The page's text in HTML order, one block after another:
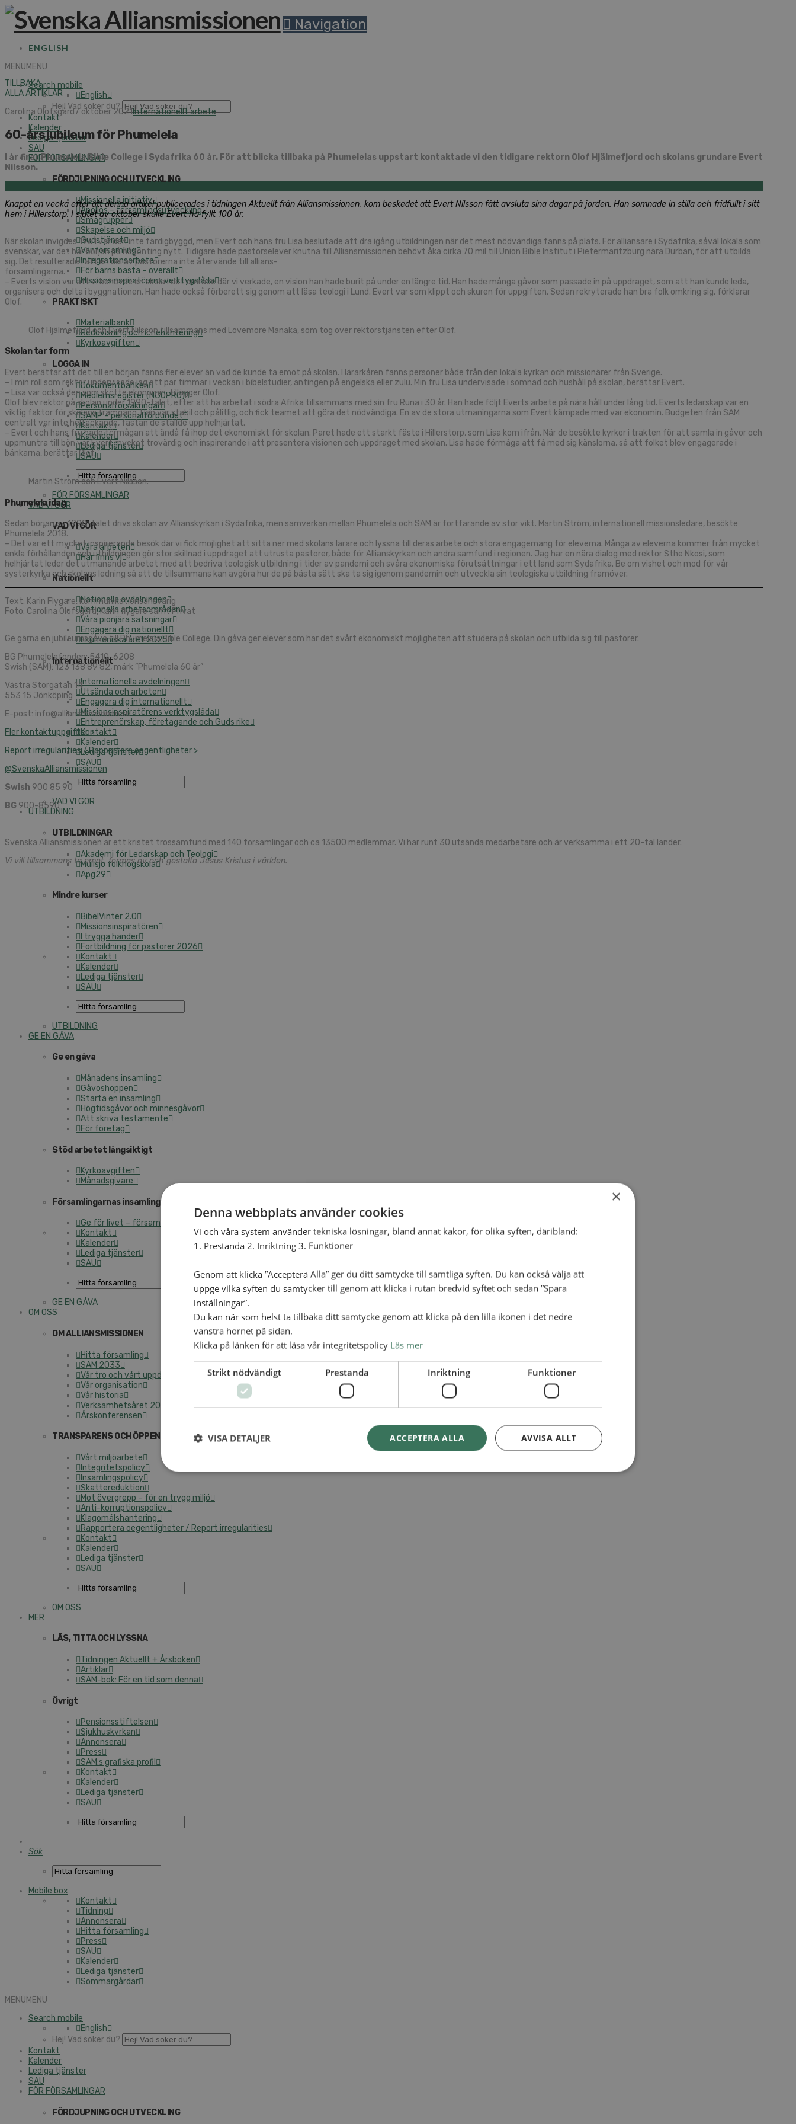
Navigation
ENGLISH
MENUMENU
Search mobile
English
Hej! Vad söker du?
Kontakt
Kalender
Lediga tjänster
SAU
FÖR FÖRSAMLINGAR
FÖRDJUPNING OCH UTVECKLING
Missionella initiativ
Apollos – församlingsutveckling
Smågrupper
Skapelse och miljö
Gudstjänst
Vänförsamling
Integrationsarbete
För barns bästa – överallt
Missionsinspiratörens verktygslåda
PRAKTISKT
Materialbank
Redovisning och lönehantering
Kyrkoavgiften
LOGGA IN
Dokumentbanken
Medlemsregister (NGOPRO)
Personalförsäkringar
SAMP – personalförbundet
Kontakt
Kalender
Lediga tjänster
SAU
FÖR FÖRSAMLINGAR
VAD VI GÖR
VAD VI GÖR
Våra arbeten
Här finns vi
Nationellt
Nationella avdelningen
Nationella arbetsområden
Våra pionjära satsningar
Engagera dig nationellt
Ekumeniska året 2025
Internationellt
Internationella avdelningen
Utsända och arbeten
Engagera dig internationellt
Missionsinspiratörens verktygslåda
Entreprenörskap, företagande och Guds rike
Kontakt
Kalender
Lediga tjänster
SAU
VAD VI GÖR
UTBILDNING
UTBILDNINGAR
Akademi för Ledarskap och Teologi
Mullsjö folkhögskola
Apg29
Mindre kurser
BibelVinter 2.0
Missionsinspiratören
I trygga händer
Fortbildning för pastorer 2026
Kontakt
Kalender
Lediga tjänster
SAU
UTBILDNING
GE EN GÅVA
Ge en gåva
Månadens insamling
Gåvoshoppen
Starta en insamling
Högtidsgåvor och minnesgåvor
Att skriva testamente
För företag
Stöd arbetet långsiktigt
Kyrkoavgiften
Månadsgivare
Församlingarnas insamlingsarbete
Ge för livet – församlingens insamling
Kontakt
Kalender
Lediga tjänster
SAU
GE EN GÅVA
OM OSS
OM ALLIANSMISSIONEN
Hitta församling
SAM 2033
Vår tro och vårt uppdrag
Vår organisation
Vår historia
Verksamhetsåret 2025
Årskonferensen
TRANSPARENS OCH ÖPPENHET
Vårt miljöarbete
Integritetspolicy
Insamlingspolicy
Skattereduktion
Mot övergrepp – för en trygg miljö
Anti-korruptionspolicy
Klagomålshantering
Rapportera oegentligheter / Report irregularities
Kontakt
Kalender
Lediga tjänster
SAU
OM OSS
MER
LÄS, TITTA OCH LYSSNA
Tidningen Aktuellt + Årsboken
Artiklar
SAM-bok: För en tid som denna
Övrigt
Pensionsstiftelsen
Sjukhuskyrkan
Annonsera
Press
SAM:s grafiska profil
Kontakt
Kalender
Lediga tjänster
SAU
Sök
Mobile box
Kontakt
Tidning
Annonsera
Hitta församling
Press
SAU
Kalender
Lediga tjänster
Sommargårdar
MENUMENU
Search mobile
English
Hej! Vad söker du?
Kontakt
Kalender
Lediga tjänster
SAU
FÖR FÖRSAMLINGAR
FÖRDJUPNING OCH UTVECKLING
TILLBAKA
ALLA ARTIKLAR
Carolina Olofsgård7 oktober 2021Internationellt arbete
60-årsjubileum för Phumelela
I år firar Phumelela Bible College i Sydafrika 60 år. För att blicka tillbaka på Phumelelas uppstart kontaktade vi den tidigare rektorn Olof Hjälmefjord och skolans grundare Evert
Nilsson.
Knappt en vecka efter att denna artikel publicerades i tidningen Aktuellt från Alliansmissionen, kom beskedet att Evert Nilsson fått avsluta sina dagar på jorden. Han somnade in stilla och fridfullt i sitt
hem i Hillerstorp.I slutet av oktober skulle Evert ha fyllt 100 år.
När skolan invigdes 1961 var den inte färdigbyggd, men Evert och hans fru Lisa beslutade att dra igång utbildningen när det mest nödvändiga fanns på plats. För alliansare i Sydafrika, såväl lokala som
svenskar, var det här början på någonting nytt. Tidigare hade pastorselever knutna till Alliansmissionen behövt åka cirka 70 mil till Union Bible Institut i Pietermaritzburg nära Durban, för att utbilda
sig. Det resulterade i att en del av pastorerna inte återvände till allians-
församlingarna.
– Everts vision var att vi behövde en skola i det område där vi verkade, en vision han hade burit på under en längre tid. Han hade många gåvor som passade in på uppdraget, som att han kunde leda,
organisera och delta i byggnationen. Han hade också förberett sig genom att läsa teologi i Lund. Evert var som klippt och skuren för uppgiften. Sedan rekryterade han bra folk omkring sig, förklarar
Olof.
Olof Hjälmefjord och Evert Nilsson tillsammans med Lovemore Manaka, som tog över rektorstjänsten efter Olof.
Skolan tar form
Evert berättar att det till en början fanns fler elever än vad de kunde ta emot på skolan. I lärarkåren fanns personer både från den lokala kyrkan och missionärer från Sverige.
– I min roll som rektor undervisade jag ett par timmar i veckan i bibelstudier, antingen på engelska eller zulu. Min fru Lisa undervisade i sömnad och hushåll på skolan, berättar Evert.
– Lisa var också den som skötte ekonomin, tillägger Olof.
Olof blev rektor på skolan under 1990-talet, efter att ha arbetat i södra Afrika tillsammans med sin fru Runa i 30 år. Han hade följt Everts arbete på nära håll under lång tid. Everts ledarskap var en
viktig faktor för skolans framgång. Han var stabil och pålitlig, och fick teamet att göra det nödvändiga. En av de stora utmaningarna som Evert kämpade med var ekonomin. Budgeten från SAM
centralt var inte heltäckande, fastän de ställde upp helhjärtat.
– Evert och hans fru hade förmågan att ändå få ihop det ekonomiskt för skolan. Paret hade ett starkt fäste i Hillerstorp, som Lisa kom ifrån. När de besökte kyrkor i trakten för att samla in gåvor och
uppmuntra till bön var Evert mycket trovärdig och inspirerande i att presentera visionen och uppdraget med skolan. Lisa hade förmåga att få med sig känslorna, så att folket blev engagerade i
bänkarna, berättar Olof.
Martin Ström och Evert Nilsson.
Phumelela idag
Sedan början av 1990-talet drivs skolan av Allianskyrkan i Sydafrika, men samverkan mellan Phumelela och SAM är fortfarande av stor vikt. Martin Ström, internationell missionsledare, besökte
Phumelela 2018.
– Det var ett mycket inspirerande besök där vi fick möjlighet att sitta ner med skolans lärare och lyssna till deras arbete och stora engagemang för eleverna. Många av eleverna kommer från mycket
enkla förhållanden och utbildningen gör stor skillnad i uppdraget att utrusta pastorer, både för Allianskyrkan och andra samfund i regionen. Jag har en nära dialog med rektor Sthe Nkosi, som
helhjärtat leder det utmanande arbetet med att bedriva teologisk utbildning i tider av pandemi och svåra ekonomiska förutsättningar i ett land som Sydafrika. Be om vishet och mod för vår
systerkyrka och skolans ledning så att de tillsammans kan avgöra hur de på bästa sätt ska ta sig igenom pandemin och utveckla sin teologiska utbildning framöver.
Text: Karin Flygare, kommunikationsansvarig
Foto: Carolina Olofsgård, Karin flygare samt Privat
Ge gärna en jubileumsgåva till Phumelela Bible College. Din gåva ger elever som har det svårt ekonomiskt möjligheten att studera på skolan och utbilda sig till pastorer.
BG Phumelelafonden: 5410-6208
Swish (SAM): 123 138 89 82, märk ”Phumelela 60 år”
Västra Storgatan 14
553 15 Jönköping
E-post: info@alliansmissionen.se
Fler kontaktuppgifter >
Report irregularities / Rapportera oegentligheter >
@SvenskaAlliansmissionen
Swish 900 85 90
BG 900-8590
Svenska Alliansmissionen är ett kristet trossamfund med 140 församlingar och ca 13500 medlemmar. Vi har runt 30 utsända medarbetare och är verksamma i ett 20-tal länder.
Vi vill tillsammans ta emot, formas av och gestalta Jesus Kristus i världen.
×
Denna webbplats använder cookies
Vi och våra system använder tekniska lösningar, bland annat kakor, för olika syften, däribland:
1. Prestanda 2. Inriktning 3. Funktioner
Genom att klicka ”Acceptera Alla” ger du ditt samtycke till samtliga syften. Du kan också välja att
uppge vilka syften du samtycker till genom att klicka i rutan bredvid syftet och sedan ”Spara
inställningar”.
Du kan när som helst ta tillbaka ditt samtycke genom att klicka på den lilla ikonen i det nedre
vänstra hörnet på sidan.
Klicka på länken för att läsa vår integritetspolicy Läs mer
Strikt nödvändigt Prestanda Inriktning Funktioner
ACCEPTERA ALLA AVVISA ALLT
VISA DETALJER